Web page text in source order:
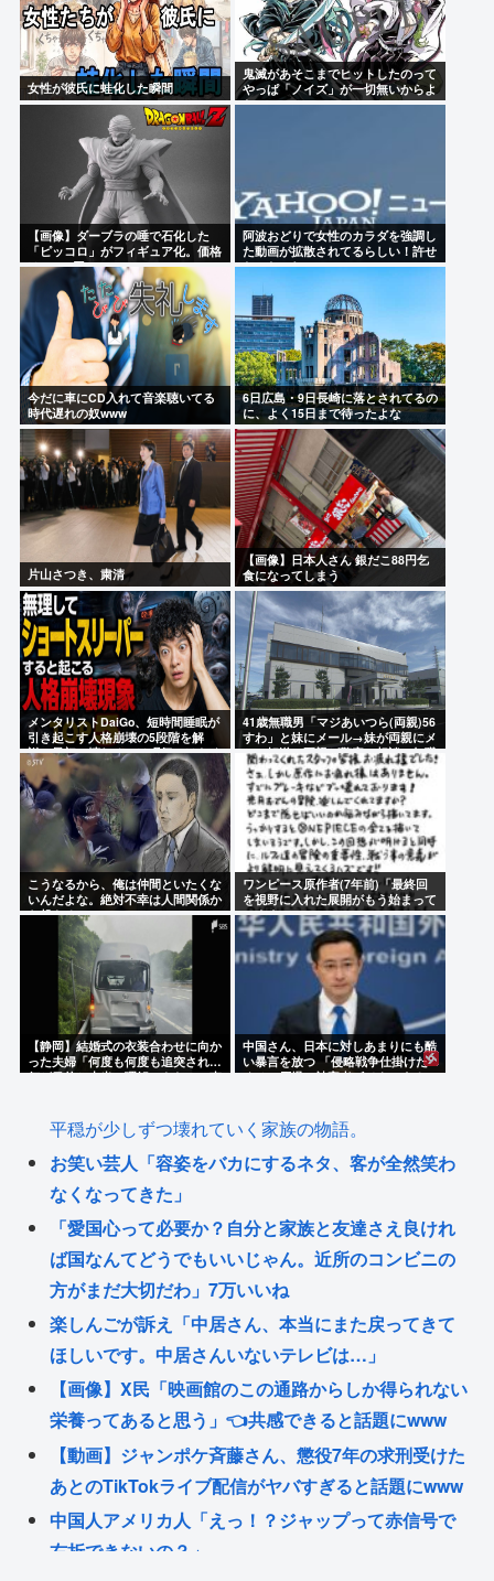
女性が彼氏に蛙化した瞬間
鬼滅があそこまでヒットしたのって
やっぱ「ノイズ」が一切無いからよ
な
【画像】ダーブラの唾で石化した
「ピッコロ」がフィギュア化。価格
は30800円
阿波おどりで女性のカラダを強調し
た動画が拡散されてるらしい！許せ
ないなこれ
今だに車にCD入れて音楽聴いてる
時代遅れの奴www
6日広島・9日長崎に落とされてるの
に、よく15日まで待ったよな
片山さつき、粛清
【画像】日本人さん 銀だこ88円乞
食になってしまう
メンタリストDaiGo、短時間睡眠が
引き起こす人格崩壊の5段階を解
説…最初に壊れるのは眠気ではなく
「心の余白」
41歳無職男「マジあいつら(両親)56
すわ」と妹にメール→妹が両親にメ
ール転送→両親が警察に相談→無職
おじ逮捕
こうなるから、俺は仲間といたくな
いんだよな。絶対不幸は人間関係か
ら起きる。
ワンピース原作者(7年前)「最終回
を視野に入れた展開がもう始まって
います！」
【静岡】結婚式の衣装合わせに向か
った夫婦「何度も何度も追突され…
何が目的か本当に理解できない」東
中国さん、日本に対しあまりにも酷
い暴言を放つ 「侵略戦争仕掛けた
くせに原爆で被害者ビジネスする
平穏が少しずつ壊れていく家族の物語。
お笑い芸人「容姿をバカにするネタ、客が全然笑わ
なくなってきた」
「愛国心って必要か？自分と家族と友達さえ良けれ
ば国なんてどうでもいいじゃん。近所のコンビニの
方がまだ大切だわ」7万いいね
楽しんごが訴え「中居さん、本当にまた戻ってきて
ほしいです。中居さんいないテレビは…」
【画像】X民「映画館のこの通路からしか得られない
栄養ってあると思う」👈共感できると話題にwww
【動画】ジャンポケ斉藤さん、懲役7年の求刑受けた
あとのTikTokライブ配信がヤバすぎると話題にwww
中国人アメリカ人「えっ！？ジャップって赤信号で
右折できないの？」